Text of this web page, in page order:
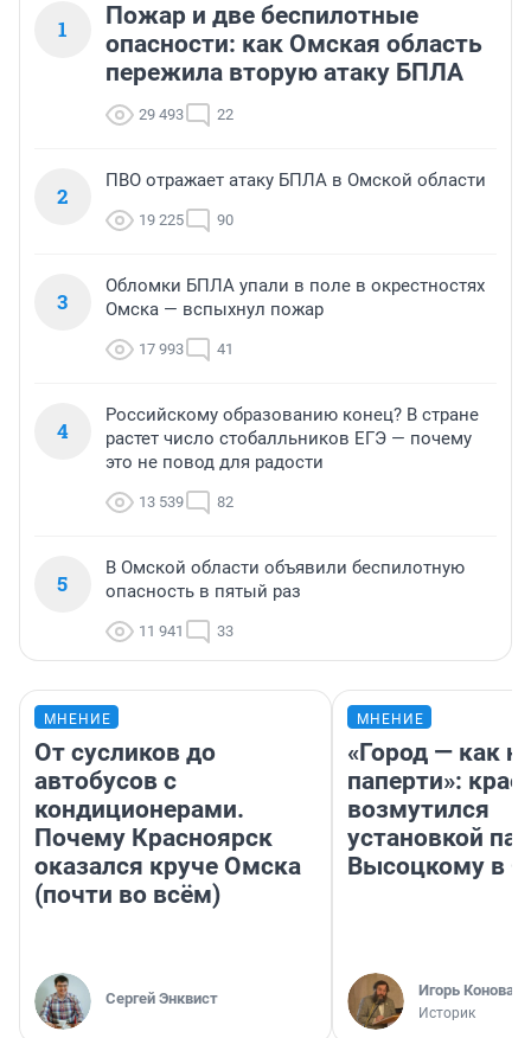
1
Пожар и две беспилотные
опасности: как Омская область
пережила вторую атаку БПЛА
29 493 22
2
ПВО отражает атаку БПЛА в Омской области
19 225 90
3
Обломки БПЛА упали в поле в окрестностях
Омска — вспыхнул пожар
17 993 41
4
Российскому образованию конец? В стране
растет число стобалльников ЕГЭ — почему
это не повод для радости
13 539 82
5
В Омской области объявили беспилотную
опасность в пятый раз
11 941 33
МНЕНИЕ
От сусликов до
автобусов с
кондиционерами.
Почему Красноярск
оказался круче Омска
(почти во всём)
Сергей Энквист
МНЕНИЕ
«Город — как
паперти»:
возмутился
установкой
Высоцкому в
Игорь
Историк